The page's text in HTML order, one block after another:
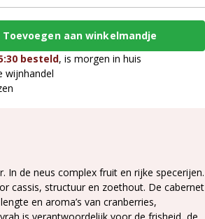
besteld, is morgen in huis
wijnhandel
In de neus complex fruit en rijke specerijen.
cassis, structuur en zoethout. De cabernet
en aroma’s van cranberries,